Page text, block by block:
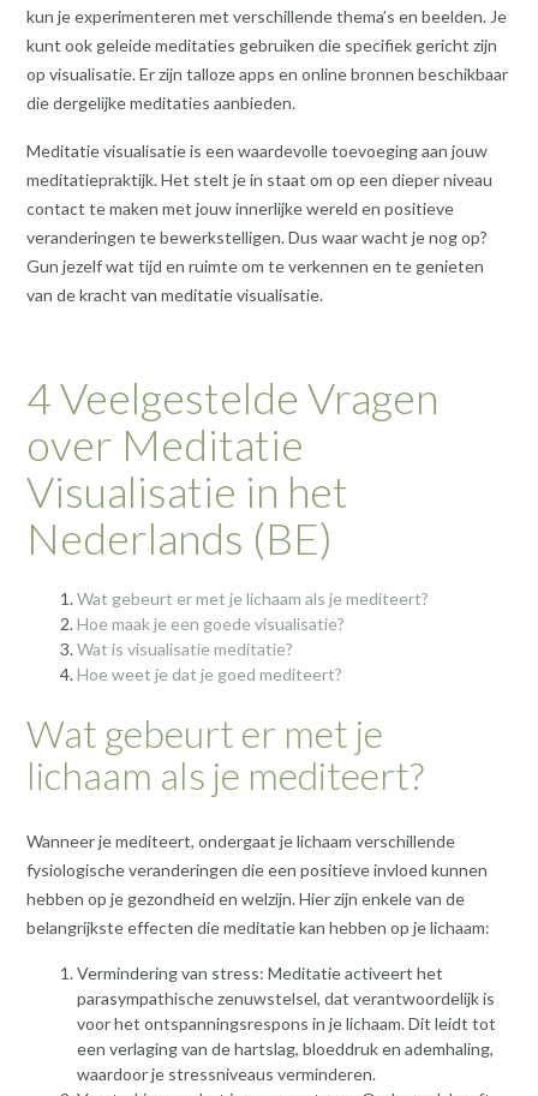
kun je experimenteren met verschillende thema’s en beelden. Je
kunt ook geleide meditaties gebruiken die specifiek gericht zijn
op visualisatie. Er zijn talloze apps en online bronnen beschikbaar
die dergelijke meditaties aanbieden.
Meditatie visualisatie is een waardevolle toevoeging aan jouw
meditatiepraktijk. Het stelt je in staat om op een dieper niveau
contact te maken met jouw innerlijke wereld en positieve
veranderingen te bewerkstelligen. Dus waar wacht je nog op?
Gun jezelf wat tijd en ruimte om te verkennen en te genieten
van de kracht van meditatie visualisatie.
4 Veelgestelde Vragen
over Meditatie
Visualisatie in het
Nederlands (BE)
Wat gebeurt er met je lichaam als je mediteert?
Hoe maak je een goede visualisatie?
Wat is visualisatie meditatie?
Hoe weet je dat je goed mediteert?
Wat gebeurt er met je
lichaam als je mediteert?
Wanneer je mediteert, ondergaat je lichaam verschillende
fysiologische veranderingen die een positieve invloed kunnen
hebben op je gezondheid en welzijn. Hier zijn enkele van de
belangrijkste effecten die meditatie kan hebben op je lichaam:
Vermindering van stress: Meditatie activeert het
parasympathische zenuwstelsel, dat verantwoordelijk is
voor het ontspanningsrespons in je lichaam. Dit leidt tot
een verlaging van de hartslag, bloeddruk en ademhaling,
waardoor je stressniveaus verminderen.